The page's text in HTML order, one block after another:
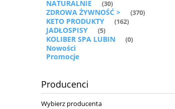
NATURALNIE
(30)
ZDROWA ŻYWNOŚĆ > (370)
KETO PRODUKTY (162)
JADŁOSPISY (5)
KOLIBER SPA LUBIN (0)
Nowości
Promocje
Producenci
Wybierz producenta